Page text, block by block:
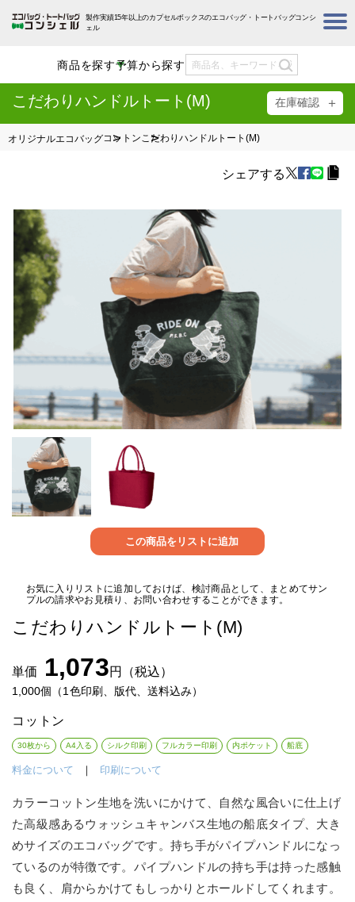
製作実績15年以上のカプセルボックスのエコバッグ・トートバッグコンシ
ェル
商品を探す予算から探す
こだわりハンドルトート(M) 在庫確認
オリジナルエコバッグコットン こだわりハンドルトート(M)
シェアする
この商品をリストに追加
お気に入りリストに追加しておけば、検討商品として、まとめてサン
プルの請求やお見積り、お問い合わせすることができます。
こだわりハンドルトート(M)
単価 1,073円（税込）
1,000個（1色印刷、版代、送料込み）
コットン
30枚から A4入る シルク印刷 フルカラー印刷 内ポケット 船底
料金について ｜ 印刷について
カラーコットン生地を洗いにかけて、自然な風合いに仕上げ
た高級感あるウォッシュキャンバス生地の船底タイプ、大き
めサイズのエコバッグです。持ち手がパイプハンドルになっ
ているのが特徴です。パイプハンドルの持ち手は持った感触
も良く、肩からかけてもしっかりとホールドしてくれます。